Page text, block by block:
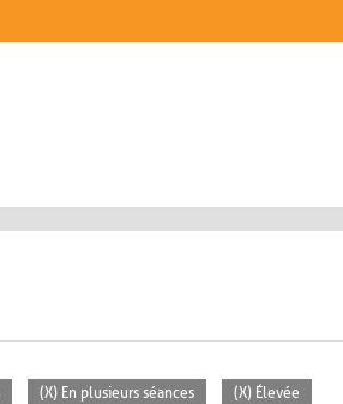
(X) En plusieurs séances (X) Élevée